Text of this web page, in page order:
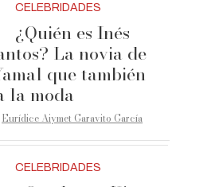
CELEBRIDADES
¿Quién es Inés
La novia de
que también
la moda
Eurídice Aiymet Garavito García
CELEBRIDADES